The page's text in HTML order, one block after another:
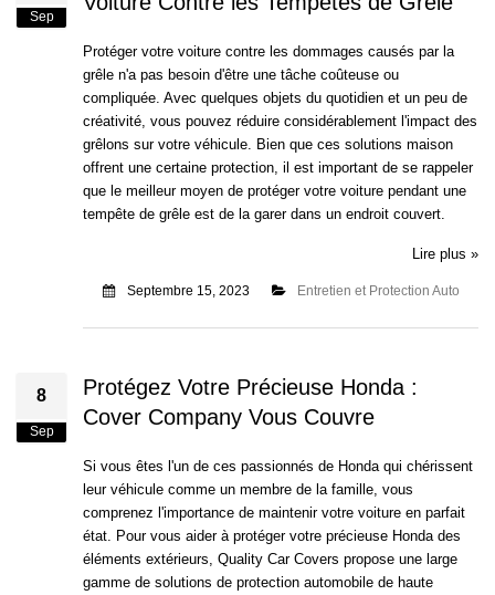
Sep
Protéger votre voiture contre les dommages causés par la
grêle n'a pas besoin d'être une tâche coûteuse ou
compliquée. Avec quelques objets du quotidien et un peu de
créativité, vous pouvez réduire considérablement l'impact des
grêlons sur votre véhicule. Bien que ces solutions maison
offrent une certaine protection, il est important de se rappeler
que le meilleur moyen de protéger votre voiture pendant une
tempête de grêle est de la garer dans un endroit couvert.
Lire plus »
Septembre 15, 2023 Entretien et Protection Auto
8
Sep
Protégez Votre Précieuse Honda :
Cover Company Vous Couvre
Si vous êtes l'un de ces passionnés de Honda qui chérissent
leur véhicule comme un membre de la famille, vous
comprenez l'importance de maintenir votre voiture en parfait
état. Pour vous aider à protéger votre précieuse Honda des
éléments extérieurs, Quality Car Covers propose une large
gamme de solutions de protection automobile de haute